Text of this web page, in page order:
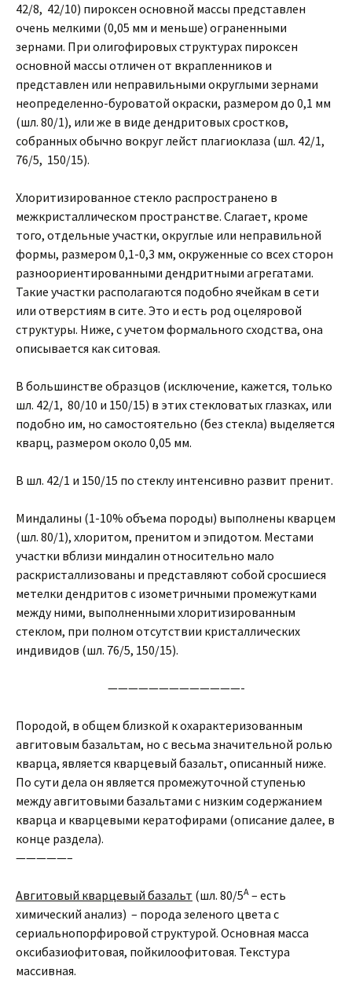
42/8, 42/10) пироксен основной массы представлен
очень мелкими (0,05 мм и меньше) ограненными
зернами. При олигофировых структурах пироксен
основной массы отличен от вкрапленников и
представлен или неправильными округлыми зернами
неопределенно-буроватой окраски, размером до 0,1 мм
(шл. 80/1), или же в виде дендритовых сростков,
собранных обычно вокруг лейст плагиоклаза (шл. 42/1,
76/5, 150/15).
Хлоритизированное стекло распространено в
межкристаллическом пространстве. Слагает, кроме
того, отдельные участки, округлые или неправильной
формы, размером 0,1-0,3 мм, окруженные со всех сторон
разноориентированными дендритными агрегатами.
Такие участки располагаются подобно ячейкам в сети
или отверстиям в сите. Это и есть род оцеляровой
структуры. Ниже, с учетом формального сходства, она
описывается как ситовая.
В большинстве образцов (исключение, кажется, только
шл. 42/1, 80/10 и 150/15) в этих стекловатых глазках, или
подобно им, но самостоятельно (без стекла) выделяется
кварц, размером около 0,05 мм.
В шл. 42/1 и 150/15 по стеклу интенсивно развит пренит.
Миндалины (1-10% объема породы) выполнены кварцем
(шл. 80/1), хлоритом, пренитом и эпидотом. Местами
участки вблизи миндалин относительно мало
раскристаллизованы и представляют собой сросшиеся
метелки дендритов с изометричными промежутками
между ними, выполненными хлоритизированным
стеклом, при полном отсутствии кристаллических
индивидов (шл. 76/5, 150/15).
—————————————-
Породой, в общем близкой к охарактеризованным
авгитовым базальтам, но с весьма значительной ролью
кварца, является кварцевый базальт, описанный ниже.
По сути дела он является промежуточной ступенью
между авгитовыми базальтами с низким содержанием
кварца и кварцевыми кератофирами (описание далее, в
конце раздела).
—————–
Авгитовый кварцевый базальт (шл. 80/5А – есть
химический анализ) – порода зеленого цвета с
сериальнопорфировой структурой. Основная масса
оксибазиофитовая, пойкилоофитовая. Текстура
массивная.